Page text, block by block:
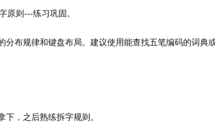
原则---练习巩固。
布规律和键盘布局。建议使用能查找五笔编码的词典
，之后熟练拆字规则。